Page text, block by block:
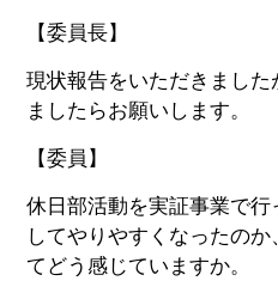
【委員長】
現状報告をいただきました
ましたらお願いします。
【委員】
休日部活動を実証事業で行
してやりやすくなったの
てどう感じていますか。